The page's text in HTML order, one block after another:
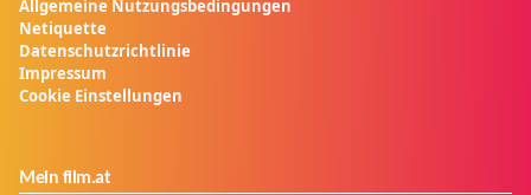
Allgemeine Nutzungsbedingungen
Netiquette
Datenschutzrichtlinie
Impressum
Cookie Einstellungen
Mein film.at